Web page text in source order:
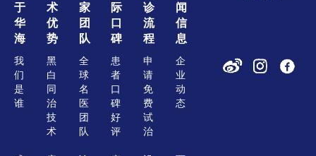
于
华
海
我
们
是
谁
术
优
势
黑
白
同
治
技
术
家
团
队
全
球
名
医
团
队
际
口
碑
患
者
口
碑
好
评
诊
流
程
申
请
免
费
试
治
闻
信
息
企
业
动
态